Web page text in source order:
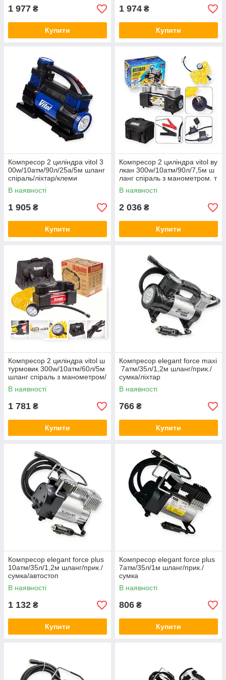
1 977 ₴
Купити
1 974 ₴
Купити
Компресор 2 циліндра vitol 3
00w/10атм/90л/25а/5м шланг
спіраль/ліхтар/клеми
В наявності
1 905 ₴
Купити
Компресор 2 циліндра vitol ву
лкан 300w/10атм/90л/7,5м ш
ланг спіраль з манометром. т
а дефлятором/ліхт
В наявності
2 036 ₴
Купити
Компресор 2 циліндра vitol ш
турмовик 300w/10атм/60л/5м
шланг спіраль з манометром/
клеми
В наявності
1 781 ₴
Купити
Компресор elegant force maxi
7атм/35л/1,2м шланг/прик./
сумка/ліхтар
В наявності
766 ₴
Купити
Компресор elegant force plus
10атм/35л/1,2м шланг/прик./
сумка/автостоп
В наявності
1 132 ₴
Купити
Компресор elegant force plus
7атм/35л/1м шланг/прик./
сумка
В наявності
806 ₴
Купити